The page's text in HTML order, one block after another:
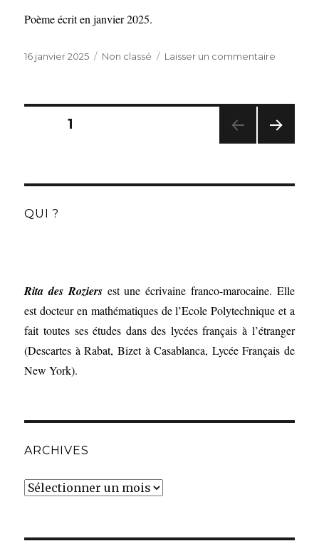
Poème écrit en janvier 2025.
Publié
16 janvier 2025 Catégories
Non classé Laisser un commentaire
PAGE1
ANT
QUI ?
Rita des Roziers est une écrivaine franco-marocaine. Elle
est docteur en mathématiques de l’Ecole Polytechnique et a
fait toutes ses études dans des lycées français à l’étranger
(Descartes à Rabat, Bizet à Casablanca, Lycée Français de
New York).
ARCHIVES
Archives